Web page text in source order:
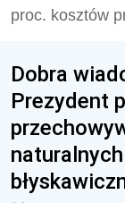
proc. kosztów
Dobra
Prezydent